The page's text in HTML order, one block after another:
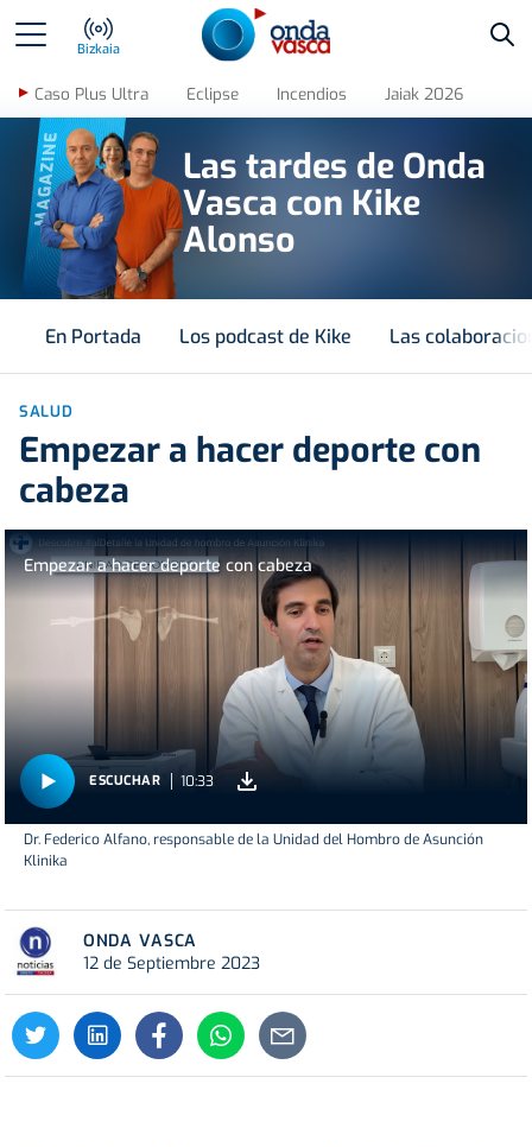
Bizkaia
Caso Plus Ultra Eclipse Incendios Jaiak 2026
MAGAZINE
Las tardes de Onda
Vasca con Kike
Alonso
En Portada Los podcast de Kike Las
SALUD
Empezar a hacer deporte con
cabeza
Empezar a hacer deporte con cabeza
ESCUCHAR 10:33
Dr. Federico Alfano, responsable de la Unidad del Hombro de Asunción
Klinika
ONDA VASCA
12 de Septiembre 2023